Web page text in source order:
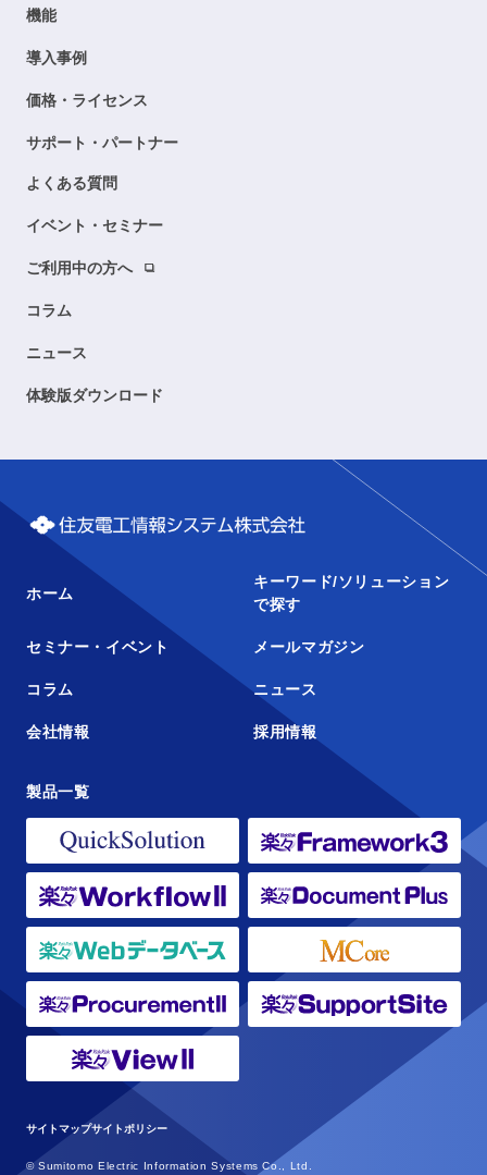
機能
導入事例
価格・ライセンス
サポート・パートナー
よくある質問
イベント・セミナー
ご利用中の方へ
コラム
ニュース
体験版ダウンロード
ホーム
キーワード/ソリューション
で探す
セミナー・イベント メールマガジン
コラム ニュース
会社情報 採用情報
製品一覧
サイトマップサイトポリシー
© Sumitomo Electric Information Systems Co., Ltd.